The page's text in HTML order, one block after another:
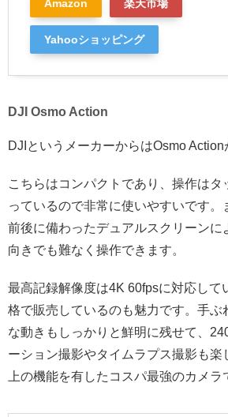
Amazon 楽天市場
Yahooショッピング
DJI Osmo Action
DJIというメーカーからはOsmo Action
こちらはコンパクトであり、操作はタ
っているので非常に使いやすいです。
前後に備わったデュアルスクリーンに
向きでも難なく操作できます。
最高記録解像度は4K 60fpsに対応して
格で販売しているのも魅力です。手ぶ
な動きもしっかりと鮮明に残せて、
ーション撮影やタイムラプス撮影も楽
上の機能を有したコスパ最強のカメラ